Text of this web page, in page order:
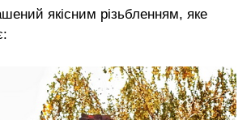
якісним різьбленням, яке